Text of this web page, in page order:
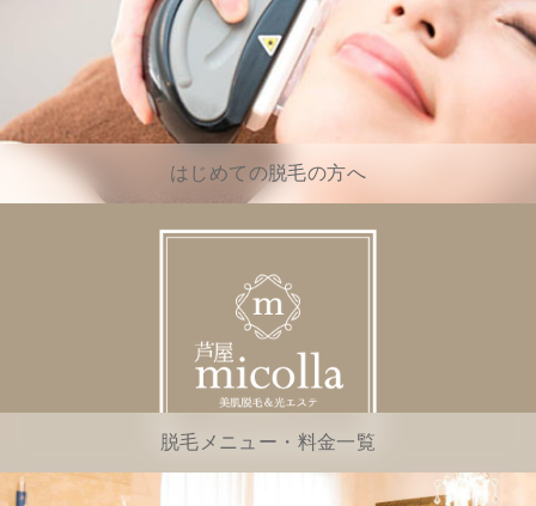
はじめての脱毛の方へ
脱毛メニュー・料金一覧